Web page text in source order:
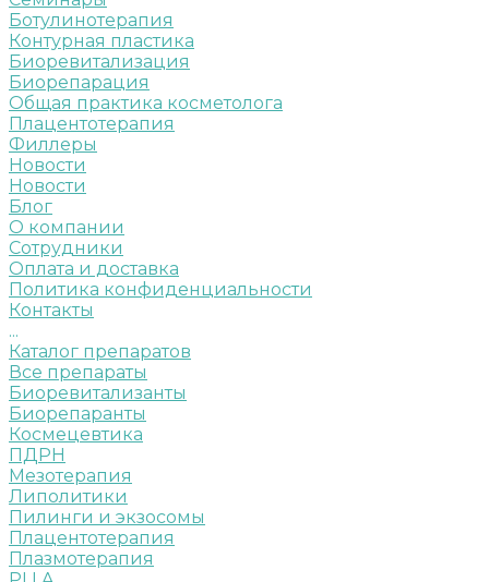
Ботулинотерапия
Контурная пластика
Биоревитализация
Биорепарация
Общая практика косметолога
Плацентотерапия
Филлеры
Новости
Новости
Блог
О компании
Сотрудники
Оплата и доставка
Политика конфиденциальности
Контакты
...
Каталог препаратов
Все препараты
Биоревитализанты
Биорепаранты
Космецевтика
ПДРН
Мезотерапия
Липолитики
Пилинги и экзосомы
Плацентотерапия
Плазмотерапия